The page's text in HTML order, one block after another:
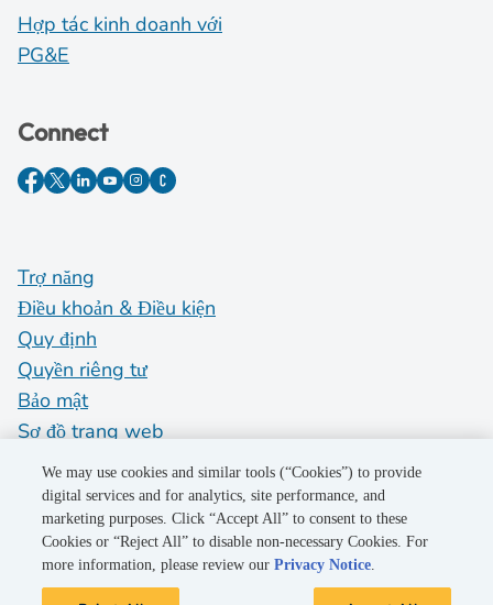
Hợp tác kinh doanh với
PG&E
Connect
Trợ năng
Điều khoản & Điều kiện
Quy định
Quyền riêng tư
Bảo mật
Sơ đồ trang web
Do Not Sell My Personal Information
©2026 Pacific Gas and Electric Company
We may use cookies and similar tools (“Cookies”) to provide
digital services and for analytics, site performance, and
marketing purposes. Click “Accept All” to consent to these
Cookies or “Reject All” to disable non-necessary Cookies. For
more information, please review ourPrivacy Notice.